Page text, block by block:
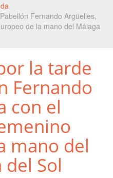
Fernando Argüelles,
de la mano del Málaga
la tarde
Fernando
con el
mano del
del Sol